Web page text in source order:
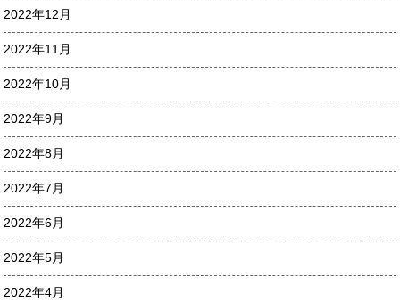
2022年12月
2022年11月
2022年10月
2022年9月
2022年8月
2022年7月
2022年6月
2022年5月
2022年4月